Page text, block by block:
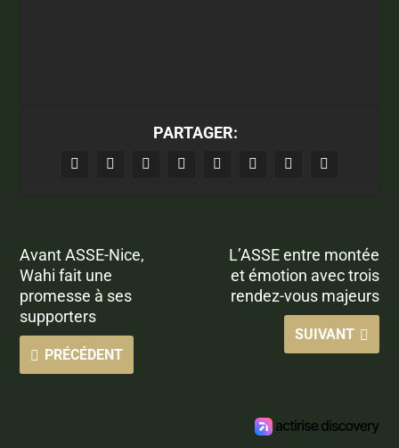
PARTAGER:
Avant ASSE-Nice,
Wahi fait une
promesse à ses
supporters
PRÉCÉDENT
L’ASSE entre montée
et émotion avec trois
rendez-vous majeurs
SUIVANT